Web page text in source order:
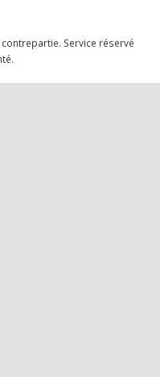
Service réservé